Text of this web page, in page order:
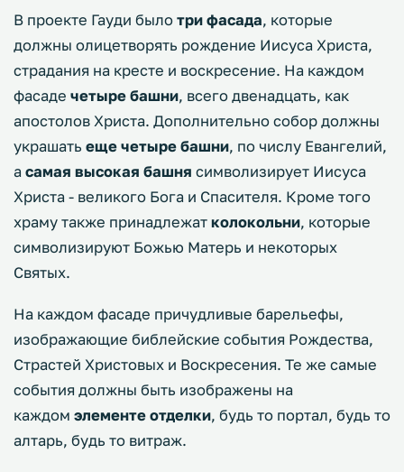
В проекте Гауди было три фасада, которые
должны олицетворять рождение Иисуса Христа,
страдания на кресте и воскресение. На каждом
фасаде четыре башни, всего двенадцать, как
апостолов Христа. Дополнительно собор должны
украшать еще четыре башни, по числу Евангелий,
а самая высокая башня символизирует Иисуса
Христа - великого Бога и Спасителя. Кроме того
храму также принадлежат колокольни, которые
символизируют Божью Матерь и некоторых
Святых.
На каждом фасаде причудливые барельефы,
изображающие библейские события Рождества,
Страстей Христовых и Воскресения. Те же самые
события должны быть изображены на
каждом элементе отделки, будь то портал, будь то
алтарь, будь то витраж.